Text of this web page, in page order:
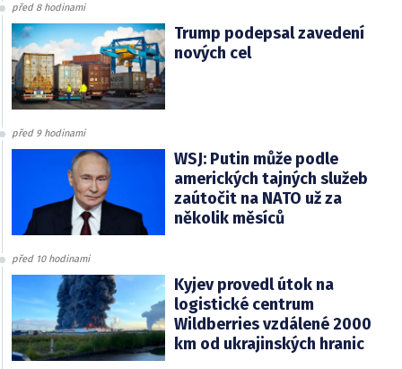
před 8 hodinami
Trump podepsal zavedení
nových cel
před 9 hodinami
WSJ: Putin může podle
amerických tajných služeb
zaútočit na NATO už za
několik měsíců
před 10 hodinami
Kyjev provedl útok na
logistické centrum
Wildberries vzdálené 2000
km od ukrajinských hranic